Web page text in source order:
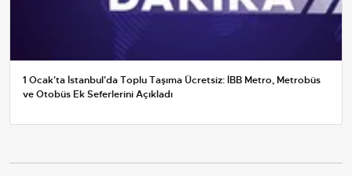
1 Ocak'ta İstanbul'da Toplu Taşıma Ücretsiz: İBB Metro, Metrobüs
ve Otobüs Ek Seferlerini Açıkladı